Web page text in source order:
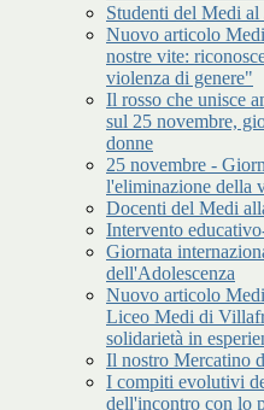
Studenti del Medi al
Nuovo articolo
nostre vite:
violenza di genere"
Il rosso che unisce
sul 25 novembre,
donne
25 novembre -
l'eliminazione della
Docenti del Medi
Intervento
Giornata
dell'Adolescenza
Nuovo articolo
Liceo Medi di
solidarietà in
Il nostro Mercatino
I compiti evolutivi
dell'incontro con lo